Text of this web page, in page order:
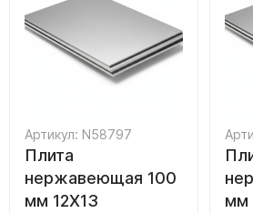
Артикул: N58797
Плита
нержавеющая 100
мм 12Х13
мм